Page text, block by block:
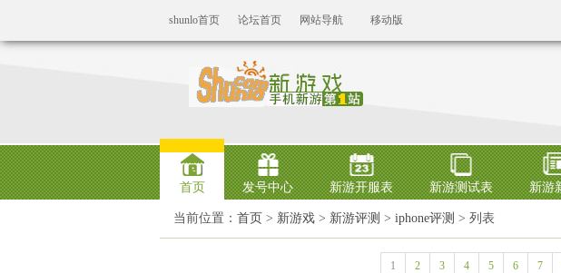
shunlo首页 论坛首页 网站导航 移动版
首页 发号中心 新游开服表 新游测试表 新游
当前位置： 首页 > 新游戏 > 新游评测 > iphone评测 > 列表
1 2 3 4 5 6 7